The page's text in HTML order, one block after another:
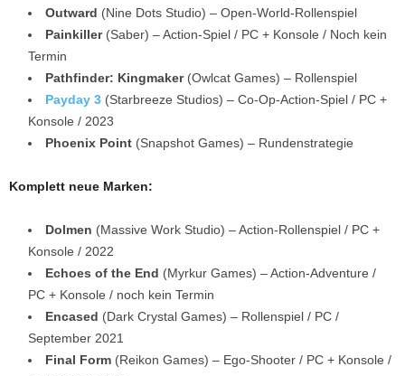
Outward (Nine Dots Studio) – Open-World-Rollenspiel
Painkiller(Saber) – Action-Spiel / PC + Konsole / Noch kein
Termin
Pathfinder: Kingmaker(Owlcat Games) – Rollenspiel
Payday 3 (Starbreeze Studios) – Co-Op-Action-Spiel / PC +
Konsole / 2023
Phoenix Point (Snapshot Games) – Rundenstrategie
Komplett neue Marken:
Dolmen (Massive Work Studio) – Action-Rollenspiel / PC +
Konsole / 2022
Echoes of the End (Myrkur Games) – Action-Adventure /
PC + Konsole / noch kein Termin
Encased (Dark Crystal Games) – Rollenspiel / PC /
September 2021
Final Form (Reikon Games) – Ego-Shooter / PC + Konsole /